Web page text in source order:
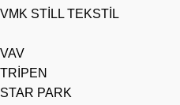
VMK STİLL TEKSTİL
VAV
TRİPEN
STAR PARK